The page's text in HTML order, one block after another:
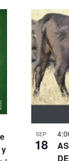
SEP
18